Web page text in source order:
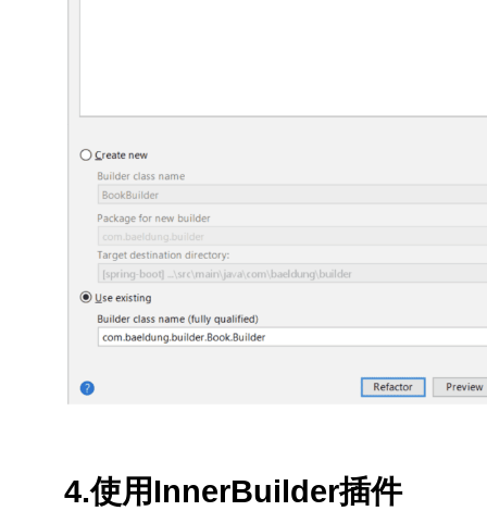
4.使用InnerBuilder插件